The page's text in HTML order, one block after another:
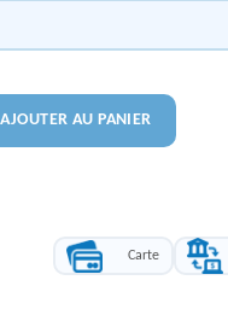
AJOUTER AU PANIER
Carte